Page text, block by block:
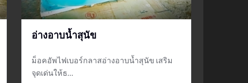
5
อ่างอาบน้ำสุนัข
ม็อคอัพไฟเบอร์กลาสอ่างอาบน้ำสุนัข เสริม
จุดเด่นให้ธ…